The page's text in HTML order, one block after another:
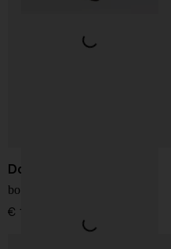
Dolce & Gabbana
borsa in pelle My Sicily
€ 1.850,00